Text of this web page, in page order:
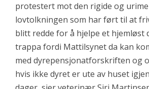
protestert mot den rigide og
lovtolkningen som har ført til at
blitt redde for å hjelpe et hjemløst
trappa fordi Mattilsynet da kan
med dyrepensjonatforskriften og
hvis ikke dyret er ute av huset